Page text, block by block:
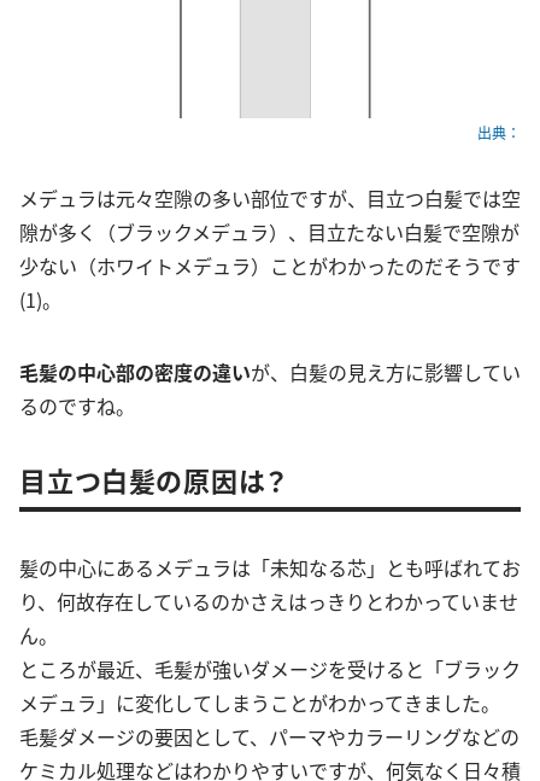
出典：
メデュラは元々空隙の多い部位ですが、目立つ白髪では空
隙が多く（ブラックメデュラ）、目立たない白髪で空隙が
少ない（ホワイトメデュラ）ことがわかったのだそうです
(1)。
毛髪の中心部の密度の違いが、白髪の見え方に影響してい
るのですね。
目立つ白髪の原因は？
髪の中心にあるメデュラは「未知なる芯」とも呼ばれてお
り、何故存在しているのかさえはっきりとわかっていませ
ん。
ところが最近、毛髪が強いダメージを受けると「ブラック
メデュラ」に変化してしまうことがわかってきました。
毛髪ダメージの要因として、パーマやカラーリングなどの
ケミカル処理などはわかりやすいですが、何気なく日々積